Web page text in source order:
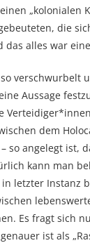
„kolonialen
die
das alles war
verschwurbelt
Aussage
dem
so angelegt ist,
kann man
in letzter Instanz
Es fragt sich
ist als